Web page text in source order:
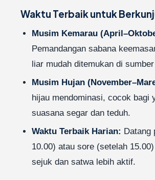
Waktu Terbaik untuk
Musim Kemarau
Pemandangan sabana
liar mudah ditemukan di
Musim Hujan
hijau mendominasi, cocok bagi
suasana segar dan teduh.
Waktu Terbaik Harian: Datang
10.00) atau sore (setelah
sejuk dan satwa lebih aktif.